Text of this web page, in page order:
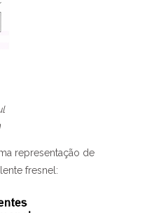
representação de
fresnel: